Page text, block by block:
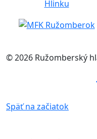
© 2026 Ružomberský
Späť na začiatok